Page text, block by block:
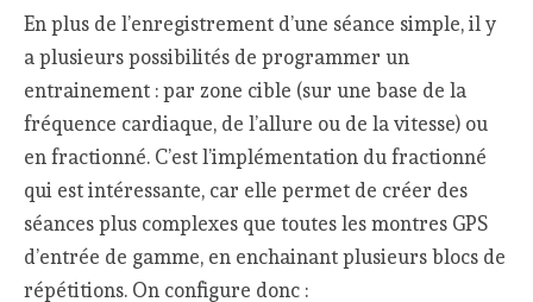
En plus de l’enregistrement d’une séance simple, il y
a plusieurs possibilités de programmer un
entrainement : par zone cible (sur une base de la
fréquence cardiaque, de l’allure ou de la vitesse) ou
en fractionné. C’est l’implémentation du fractionné
qui est intéressante, car elle permet de créer des
séances plus complexes que toutes les montres GPS
d’entrée de gamme, en enchainant plusieurs blocs de
répétitions. On configure donc :